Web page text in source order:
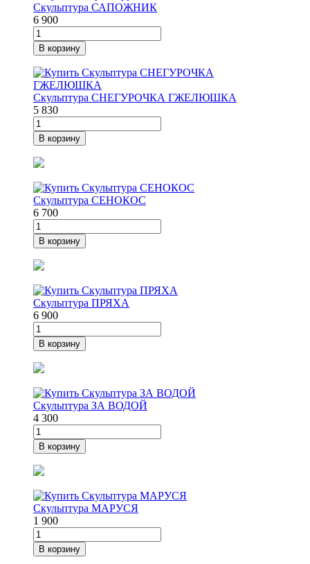
Скульптура САПОЖНИК
6 900
В корзину
Скульптура СНЕГУРОЧКА ГЖЕЛЮШКА
5 830
В корзину
Скульптура СЕНОКОС
6 700
В корзину
Скульптура ПРЯХА
6 900
В корзину
Скульптура ЗА ВОДОЙ
4 300
В корзину
Скульптура МАРУСЯ
1 900
В корзину